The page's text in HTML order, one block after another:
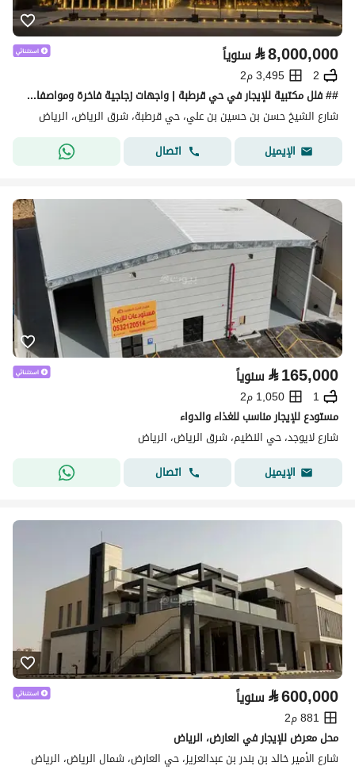
⃁8,000,000 سنوياً
2
3,495 م2
## فلل مكتبية للإيجار في حي قرطبة | واجهات زجاجية فاخرة ومواصفات أعمال متكاملة
شارع الشيخ حسن بن حسين بن علي، حي قرطبة، شرق الرياض، الرياض
الإيميل
اتصال
⃁165,000 سنوياً
1
1,050 م2
مستودع للإيجار مناسب للغذاء والدواء
شارع لايوجد، حي النظيم، شرق الرياض، الرياض
الإيميل
اتصال
⃁600,000 سنوياً
881 م2
محل معرض للإيجار في العارض، الرياض
شارع الأمير خالد بن بندر بن عبدالعزيز، حي العارض، شمال الرياض، الرياض